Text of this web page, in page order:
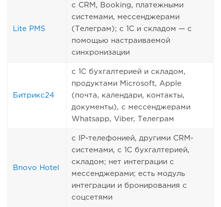
Lite PMS
с CRM, Booking, платежными
системами, мессенджерами
(Телеграм); с 1С и складом — с
помощью настраиваемой
синхронизации
Битрикс24
с 1С бухгалтерией и складом,
продуктами Microsoft, Apple
(почта, календари, контакты,
документы), с мессенджерами
Whatsapp, Viber, Телеграм
Bnovo Hotel
с IP-телефонией, другими CRM-
системами, с 1С бухгалтерией,
складом; нет интеграции с
мессенджерами; есть модуль
интеграции и бронирования с
соцсетями